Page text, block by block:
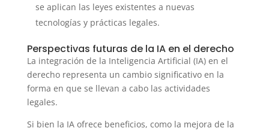
se aplican las leyes existentes a nuevas
tecnologías y prácticas legales.
Perspectivas futuras de la IA en el derecho
La integración de la Inteligencia Artificial (IA) en el
derecho representa un cambio significativo en la
forma en que se llevan a cabo las actividades
legales.
Si bien la IA ofrece beneficios, como la mejora de la